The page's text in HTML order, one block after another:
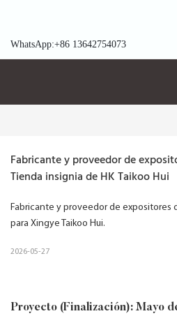
WhatsApp:+86 13642754073
Fabricante y proveedor de
Tienda insignia de HK Taikoo Hui
Fabricante y proveedor de expositores
para Xingye Taikoo Hui.
2026-05-27
Proyecto (Finalización): Mayo